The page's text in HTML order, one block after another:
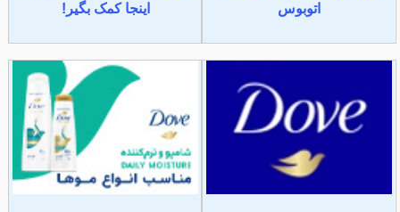
اتوبوس
اینجا کمک بگیر!